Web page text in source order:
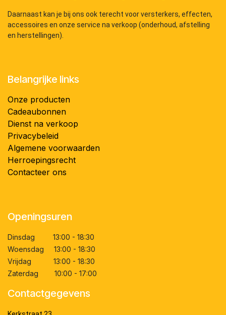
Daarnaast kan je bij ons ook terecht voor versterkers, effecten,
accessoires en onze service na verkoop (onderhoud, afstelling
en herstellingen).
Belangrijke links
Onze producten
Cadeaubonnen
Dienst na verkoop
Privacybeleid
Algemene voorwaarden
Herroepingsrecht
Contacteer ons
Openingsuren
Dinsdag 13:00 - 18:30
Woensdag 13:00 - 18:30
Vrijdag 13:00 - 18:30
Zaterdag 10:00 - 17:00
Contactgegevens